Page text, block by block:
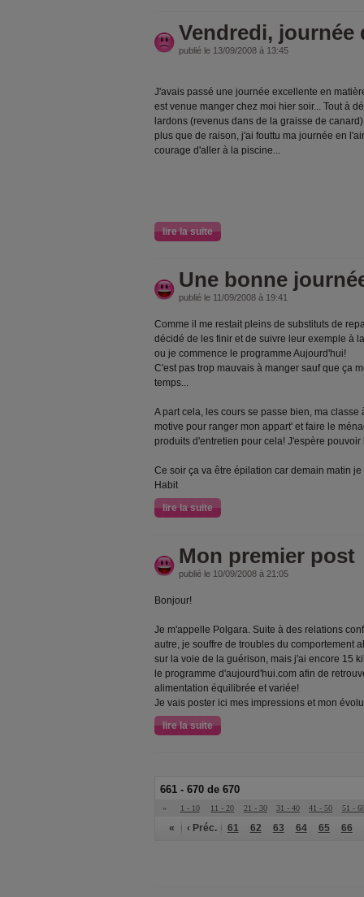
Vendredi, journée
publié le 13/09/2008 à 13:45
J'avais passé une journée excellente en
est venue manger chez moi hier soir... Tout à
lardons (revenus dans de la graisse de
plus que de raison, j'ai fouttu ma journée en
courage d'aller à la piscine...
lire la suite
Une bonne
publié le 11/09/2008 à 19:41
Comme il me restait pleins de substituts de
décidé de les finir et de suivre leur exemple à
ou je commence le programme Aujourd'hui!
C'est pas trop mauvais à manger sauf que ça
temps...
A part cela, les cours se passe bien, ma
motive pour ranger mon appart' et faire le
produits d'entretien pour cela! J'espère
Ce soir ça va être épilation car demain matin
Habit
lire la suite
Mon premier post
publié le 10/09/2008 à 21:05
Bonjour!
Je m'appelle Polgara. Suite à des relations
autre, je souffre de troubles du comportement
sur la voie de la guérison, mais j'ai encore 15
le programme d'aujourd'hui.com afin de
alimentation équilibrée et variée!
Je vais poster ici mes impressions et mon
lire la suite
661 - 670 de 670
« 1 - 10 11 - 20 21 - 30 31 - 40 41 - 50 51 -
« ‹ Préc. 61 62 63 64 65 66